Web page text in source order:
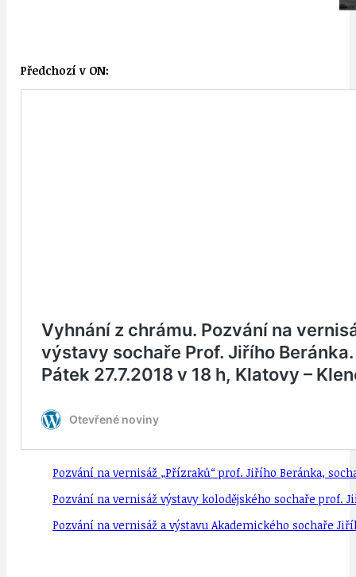
Předchozí v ON:
Pozvání na vernisáž „Přízraků“ prof. Jiřího Beránka,
Pozvání na vernisáž výstavy kolodějského sochaře prof.
Pozvání na vernisáž a výstavu Akademického sochaře